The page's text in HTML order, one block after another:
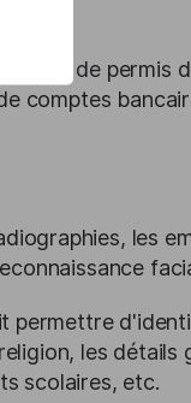
de permis
comptes
les
permettre
les détails
scolaires, etc.